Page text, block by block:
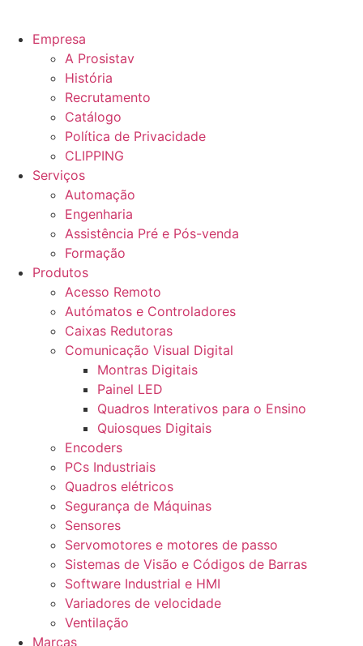
Empresa
A Prosistav
História
Recrutamento
Catálogo
Política de Privacidade
CLIPPING
Serviços
Automação
Engenharia
Assistência Pré e Pós-venda
Formação
Produtos
Acesso Remoto
Autómatos e Controladores
Caixas Redutoras
Comunicação Visual Digital
Montras Digitais
Painel LED
Quadros Interativos para o Ensino
Quiosques Digitais
Encoders
PCs Industriais
Quadros elétricos
Segurança de Máquinas
Sensores
Servomotores e motores de passo
Sistemas de Visão e Códigos de Barras
Software Industrial e HMI
Variadores de velocidade
Ventilação
Marcas